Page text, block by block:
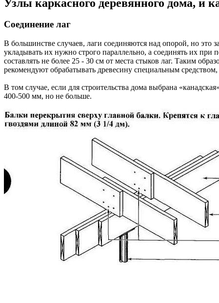
Узлы каркасного деревянного дома, и
Соединение лаг
В большинстве случаев, лаги соединяются над опорой, но это
укладывать их нужно строго параллельно, а соединять их
составлять не более 25 - 30 см от места стыков лаг. Таким
рекомендуют обрабатывать древесину специальным
В том случае, если для строительства дома выбрана
400-500 мм, но не больше.